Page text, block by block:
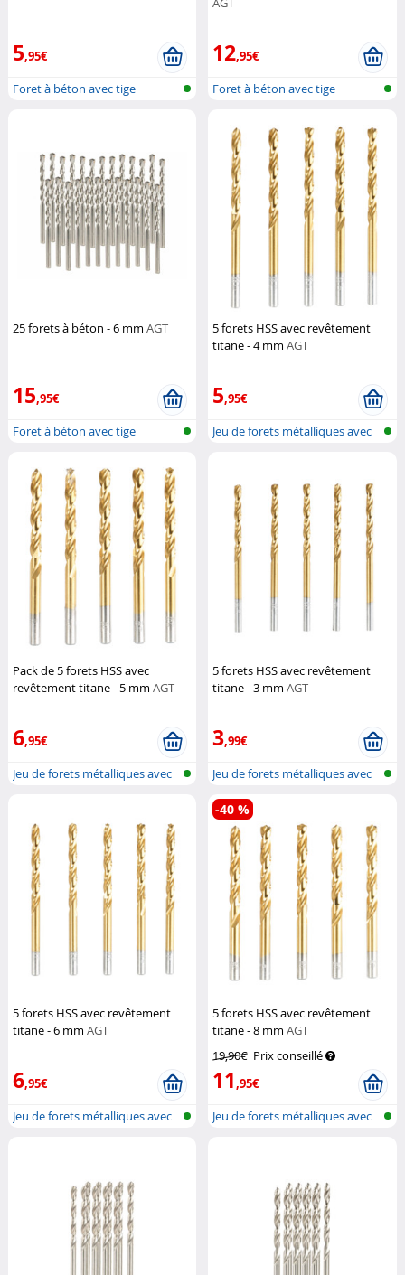
5,95€
Foret à béton avec tige
12,95€
Foret à béton avec tige
25 forets à béton - 6 mm AGT
15,95€
Foret à béton avec tige
5 forets HSS avec revêtement
titane - 4 mmAGT
5,95€
Jeu de forets métalliques avec
Pack de 5 forets HSS avec
revêtement titane - 5 mm AGT
6,95€
Jeu de forets métalliques avec
5 forets HSS avec revêtement
titane - 3 mmAGT
3,99€
Jeu de forets métalliques avec
tige...
5 forets HSS avec revêtement
titane - 6 mm AGT
6,95€
Jeu de forets métalliques avec
5 forets HSS avec revêtement
titane - 8 mmAGT
19,90€ Prix conseillé
11,95€
-40 %
Jeu de forets métalliques avec